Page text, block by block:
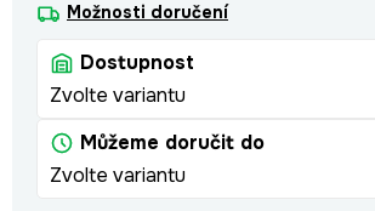
Možnosti doručení
Dostupnost
Zvolte variantu
Můžeme doručit do
Zvolte variantu